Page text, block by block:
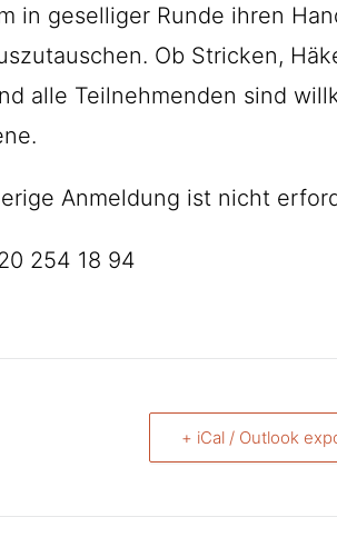
in geselliger Runde ihren
Ob Stricken,
alle Teilnehmenden sind
Anmeldung ist nicht
254 18 94
+ iCal / Outlook